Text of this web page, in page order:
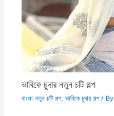
ভাবিকে চুদার নতুন চটি গল্প
বাংলা নতুন চটি গল্প, ভাবিকে চুদার গল্প/ By